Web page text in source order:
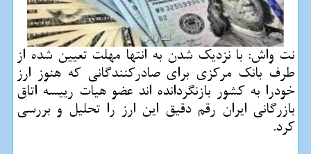
نت واش: با نزدیك شدن به انتها مهلت تعیین شده از
طرف بانك مركزی برای صادركنندگانی كه هنوز ارز
خودرا به كشور بازنگردانده اند عضو هیات رییسه اتاق
بازرگانی ایران رقم دقیق این ارز را تحلیل و بررسی
كرد.